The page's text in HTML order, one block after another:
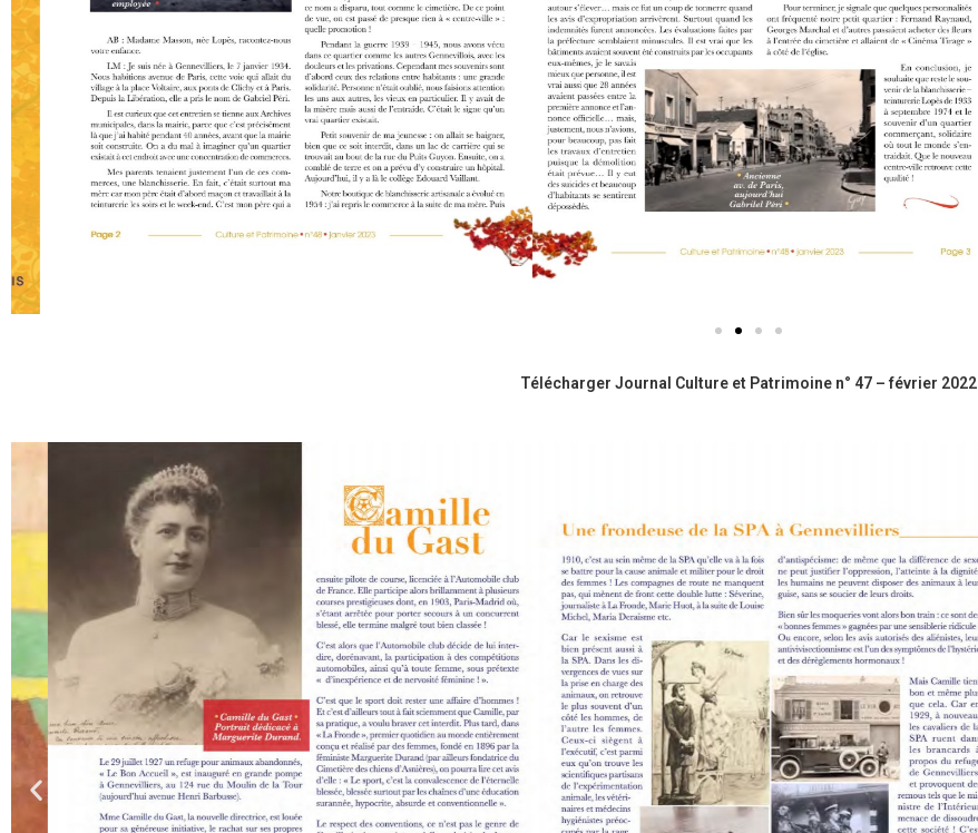
Télécharger Journal Culture et Patrimoine n° 47 – février 2022